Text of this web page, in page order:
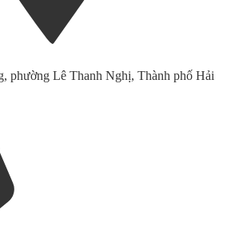
phường Lê Thanh Nghị, Thành phố Hải